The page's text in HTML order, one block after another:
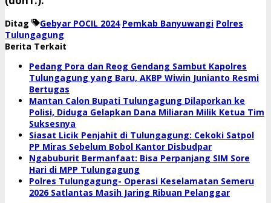
Ditag Gebyar POCIL 2024 Pemkab Banyuwangi Polres
Tulungagung
Berita Terkait
Pedang Pora dan Reog Gendang Sambut Kapolres
Tulungagung yang Baru, AKBP Wiwin Junianto Resmi
Bertugas
Mantan Calon Bupati Tulungagung Dilaporkan ke
Polisi, Diduga Gelapkan Dana Miliaran Milik Ketua Tim
Suksesnya
Siasat Licik Penjahit di Tulungagung: Cekoki Satpol
PP Miras Sebelum Bobol Kantor Disbudpar
Ngabuburit Bermanfaat: Bisa Perpanjang SIM Sore
Hari di MPP Tulungagung
Polres Tulungagung- Operasi Keselamatan Semeru
2026 Satlantas Masih Jaring Ribuan Pelanggar